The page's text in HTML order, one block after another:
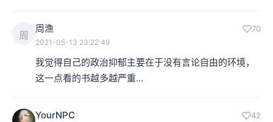
周
周渔 70
2021-05-13 23:22:49
我觉得自己的政治抑郁主要在于没有言论自由的环境，
这一点看的书越多越严重…
YourNPC 42